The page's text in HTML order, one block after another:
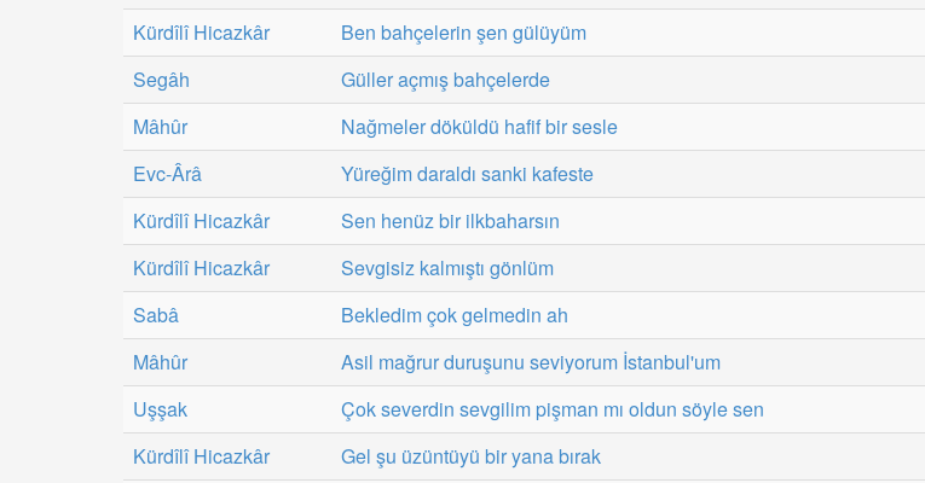
Kürdîlî Hicazkâr
Ben bahçelerin şen gülüyüm
Segâh
Güller açmış bahçelerde
Mâhûr
Nağmeler döküldü hafif bir sesle
Evc-Ârâ
Yüreğim daraldı sanki kafeste
Kürdîlî Hicazkâr
Sen henüz bir ilkbaharsın
Kürdîlî Hicazkâr
Sevgisiz kalmıştı gönlüm
Sabâ
Bekledim çok gelmedin ah
Mâhûr
Asil mağrur duruşunu seviyorum İstanbul'um
Uşşak
Çok severdin sevgilim pişman mı oldun söyle sen
Kürdîlî Hicazkâr
Gel şu üzüntüyü bir yana bırak